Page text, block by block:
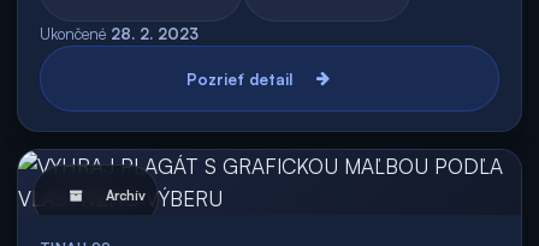
Ukončené 28. 2. 2023
Pozrieť detail
Archív